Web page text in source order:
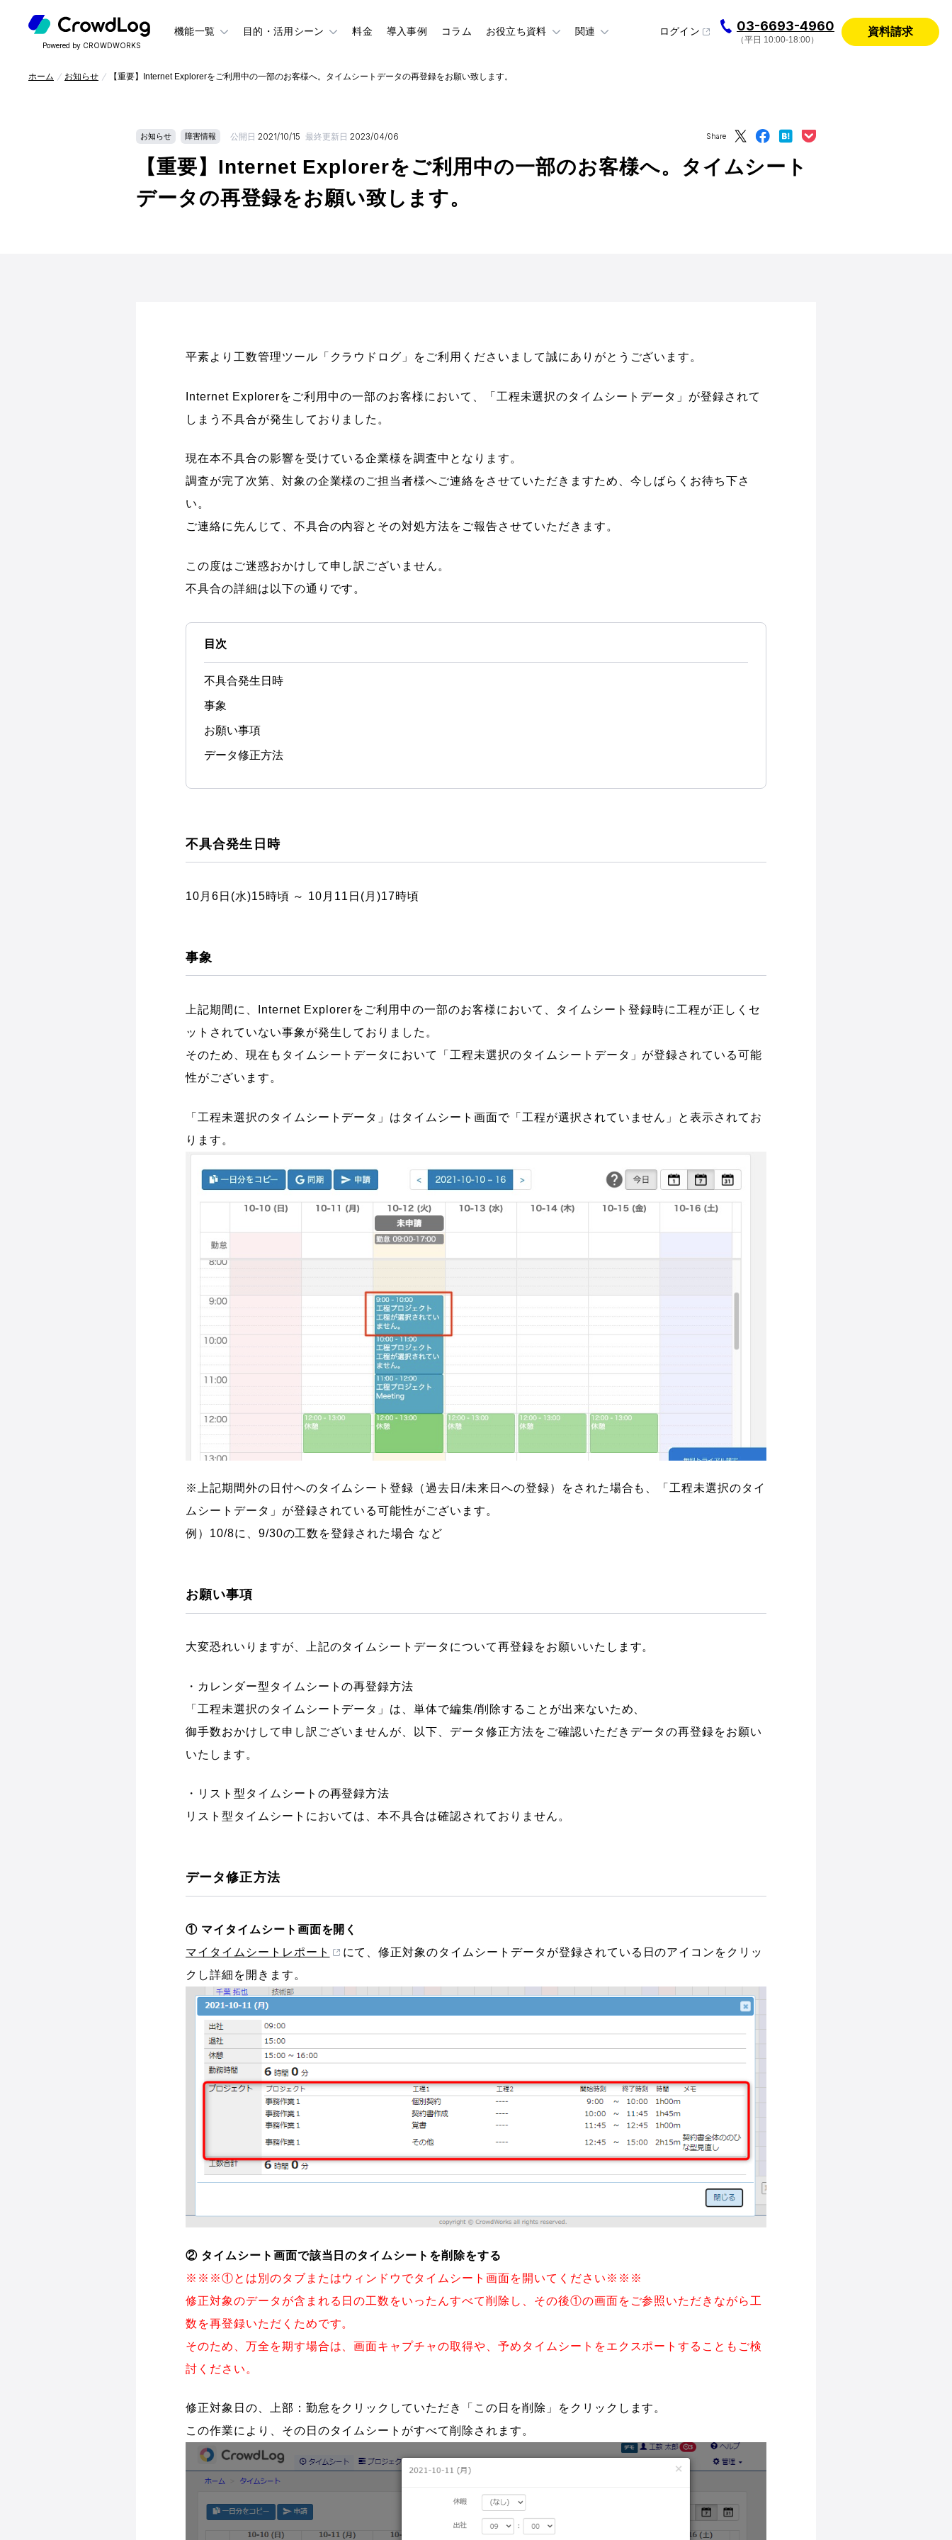
Powered by CROWDWORKS
機能一覧 目的・活用シーン 料金 導入事例 コラム お役立ち資料 関連 ログイン 03-6693-4960
（平日 10:00-18:00）
資料請求
ホーム お知らせ 【重要】Internet Explorerをご利用中の一部のお客様へ。タイムシートデータの再登録をお願い致します。
お知らせ 障害情報 公開日 2021/10/15 最終更新日 2023/04/06
【重要】Internet Explorerをご利用中の一部のお客様へ。タイムシート
データの再登録をお願い致します。
Share
平素より工数管理ツール「クラウドログ」をご利用くださいまして誠にありがとうございます。
Internet Explorerをご利用中の一部のお客様において、「工程未選択のタイムシートデータ」が登録されて
しまう不具合が発生しておりました。
現在本不具合の影響を受けている企業様を調査中となります。
調査が完了次第、対象の企業様のご担当者様へご連絡をさせていただきますため、今しばらくお待ち下さ
い。
ご連絡に先んじて、不具合の内容とその対処方法をご報告させていただきます。
この度はご迷惑おかけして申し訳ございません。
不具合の詳細は以下の通りです。
目次
不具合発生日時
事象
お願い事項
データ修正方法
不具合発生日時
10月6日(水)15時頃 ～ 10月11日(月)17時頃
事象
上記期間に、Internet Explorerをご利用中の一部のお客様において、タイムシート登録時に工程が正しくセ
ットされていない事象が発生しておりました。
そのため、現在もタイムシートデータにおいて「工程未選択のタイムシートデータ」が登録されている可能
性がございます。
「工程未選択のタイムシートデータ」はタイムシート画面で「工程が選択されていません」と表示されてお
ります。
※上記期間外の日付へのタイムシート登録（過去日/未来日への登録）をされた場合も、「工程未選択のタイ
ムシートデータ」が登録されている可能性がございます。
例）10/8に、9/30の工数を登録された場合 など
お願い事項
大変恐れいりますが、上記のタイムシートデータについて再登録をお願いいたします。
・カレンダー型タイムシートの再登録方法
「工程未選択のタイムシートデータ」は、単体で編集/削除することが出来ないため、
御手数おかけして申し訳ございませんが、以下、データ修正方法をご確認いただきデータの再登録をお願い
いたします。
・リスト型タイムシートの再登録方法
リスト型タイムシートにおいては、本不具合は確認されておりません。
データ修正方法
① マイタイムシート画面を開く
マイタイムシートレポート
にて、修正対象のタイムシートデータが登録されている日のアイコンをクリッ
クし詳細を開きます。
② タイムシート画面で該当日のタイムシートを削除をする
※※※①とは別のタブまたはウィンドウでタイムシート画面を開いてください※※※
修正対象のデータが含まれる日の工数をいったんすべて削除し、その後①の画面をご参照いただきながら工
数を再登録いただくためです。
そのため、万全を期す場合は、画面キャプチャの取得や、予めタイムシートをエクスポートすることもご検
討ください。
修正対象日の、上部：勤怠をクリックしていただき「この日を削除」をクリックします。
この作業により、その日のタイムシートがすべて削除されます。